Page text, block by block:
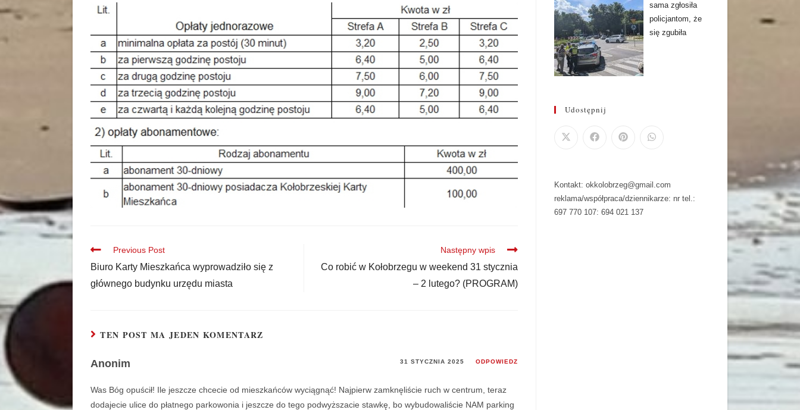
Previous Post
Biuro Karty Mieszkańca wyprowadziło się z
głównego budynku urzędu miasta
Następny wpis
Co robić w Kołobrzegu w weekend 31 stycznia
– 2 lutego? (PROGRAM)
TEN POST MA JEDEN KOMENTARZ
Anonim 31 STYCZNIA 2025 ODPOWIEDZ
Was Bóg opuścił! Ile jeszcze chcecie od mieszkańców wyciągnąć! Najpierw zamknęliście ruch w centrum, teraz
dodajecie ulice do płatnego parkowonia i jeszcze do tego podwyższacie stawkę, bo wybudowaliście NAM parking
sama zgłosiła
policjantom, że
się zgubiła
Udostępnij
Kontakt: okkolobrzeg@gmail.com
reklama/współpraca/dziennikarze: nr tel.:
697 770 107: 694 021 137